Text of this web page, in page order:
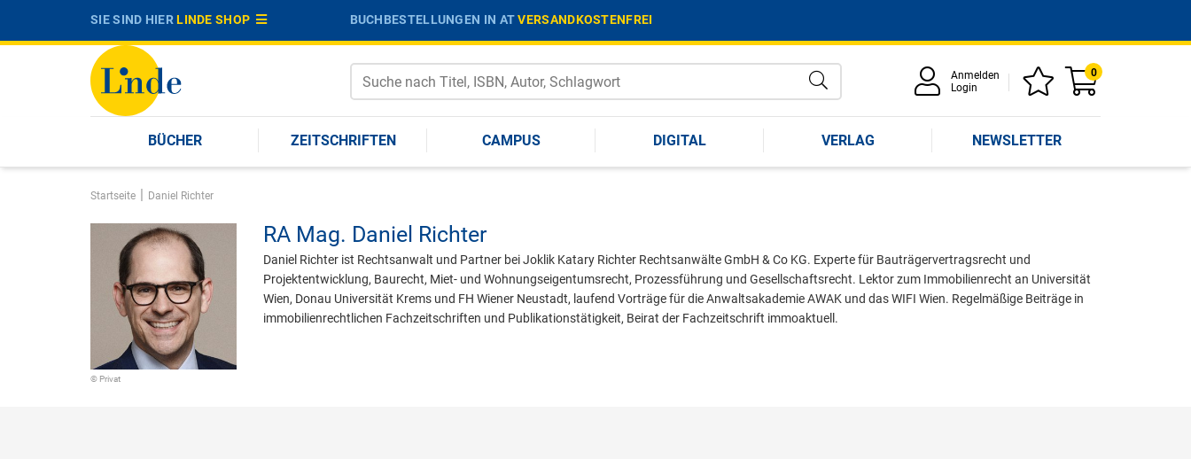
SIE SIND HIERLINDE SHOP BUCHBESTELLUNGEN IN ATVERSANDKOSTENFREI
Anmelden
Login
0
BÜCHER ZEITSCHRIFTEN CAMPUS DIGITAL VERLAG NEWSLETTER
Startseite | Daniel Richter
© Privat
RA Mag. Daniel Richter
Daniel Richter ist Rechtsanwalt und Partner bei Joklik Katary Richter Rechtsanwälte GmbH & Co KG. Experte für Bauträgervertragsrecht und
Projektentwicklung, Baurecht, Miet- und Wohnungseigentumsrecht, Prozessführung und Gesellschaftsrecht. Lektor zum Immobilienrecht an Universität
Wien, Donau Universität Krems und FH Wiener Neustadt, laufend Vorträge für die Anwaltsakademie AWAK und das WIFI Wien. Regelmäßige Beiträge in
immobilienrechtlichen Fachzeitschriften und Publikationstätigkeit, Beirat der Fachzeitschrift immoaktuell.